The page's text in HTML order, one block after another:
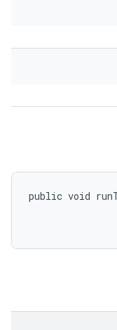
public void